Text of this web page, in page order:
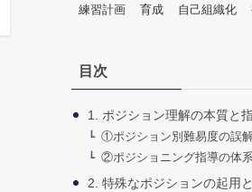
練習計画
育成 自己組織化
目次
1. ポジション理解の本質と
①ポジション別難易度の誤解
②ポジショニング指導の体
2. 特殊なポジションの起用